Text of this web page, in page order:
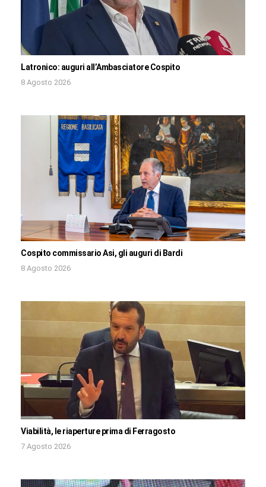
Latronico: auguri all’Ambasciatore Cospito
8 Agosto 2026
Cospito commissario Asi, gli auguri di Bardi
8 Agosto 2026
Viabilità, le riaperture prima di Ferragosto
7 Agosto 2026